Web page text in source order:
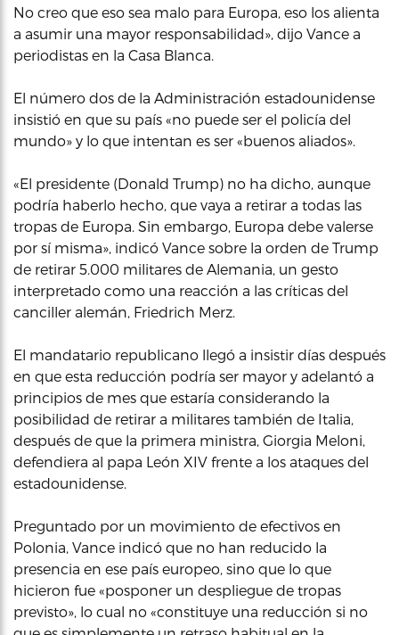
No creo que eso sea malo para Europa, eso los alienta
a asumir una mayor responsabilidad», dijo Vance a
periodistas en la Casa Blanca.
El número dos de la Administración estadounidense
insistió en que su país «no puede ser el policía del
mundo» y lo que intentan es ser «buenos aliados».
«El presidente (Donald Trump) no ha dicho, aunque
podría haberlo hecho, que vaya a retirar a todas las
tropas de Europa. Sin embargo, Europa debe valerse
por sí misma», indicó Vance sobre la orden de Trump
de retirar 5.000 militares de Alemania, un gesto
interpretado como una reacción a las críticas del
canciller alemán, Friedrich Merz.
El mandatario republicano llegó a insistir días después
en que esta reducción podría ser mayor y adelantó a
principios de mes que estaría considerando la
posibilidad de retirar a militares también de Italia,
después de que la primera ministra, Giorgia Meloni,
defendiera al papa León XIV frente a los ataques del
estadounidense.
Preguntado por un movimiento de efectivos en
Polonia, Vance indicó que no han reducido la
presencia en ese país europeo, sino que lo que
hicieron fue «posponer un despliegue de tropas
previsto», lo cual no «constituye una reducción si no